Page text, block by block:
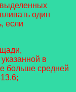
один
если
в
больше средней